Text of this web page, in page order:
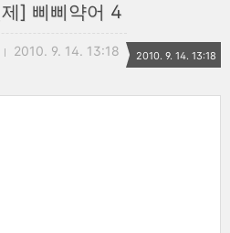
] 삐삐약어 4
2010. 9. 14. 13:18 2010. 9. 14. 13:18